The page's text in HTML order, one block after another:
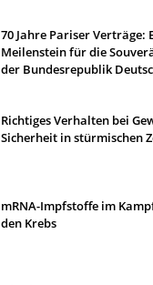
70 Jahre Pariser Verträge:
Meilenstein für die
der Bundesrepublik
Richtiges Verhalten bei
Sicherheit in stürmischen
mRNA-Impfstoffe im
den Krebs